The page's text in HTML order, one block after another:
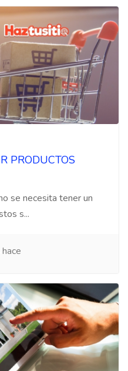
PRODUCTOS
se necesita tener un
s...